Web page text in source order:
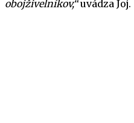
obojživelníkov,“uvádza Joj.